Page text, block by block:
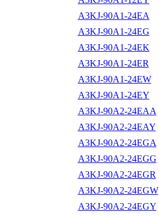
A3KJ-90A1-24EA
A3KJ-90A1-24EG
A3KJ-90A1-24EK
A3KJ-90A1-24ER
A3KJ-90A1-24EW
A3KJ-90A1-24EY
A3KJ-90A2-24EAA
A3KJ-90A2-24EAY
A3KJ-90A2-24EGA
A3KJ-90A2-24EGG
A3KJ-90A2-24EGR
A3KJ-90A2-24EGW
A3KJ-90A2-24EGY